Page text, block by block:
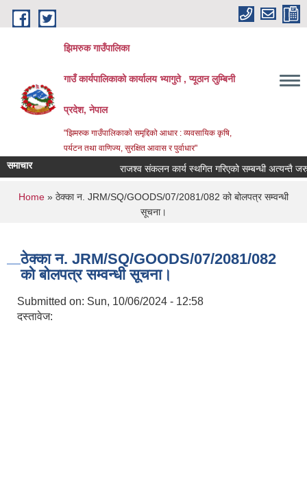
Skip to main content
झिमरुक गाउँपालिका
गाउँ कार्यपालिकाको कार्यालय भ्यागुते , प्यूठान लुम्बिनी
प्रदेश, नेपाल
"झिमरुक गाउँपालिकाको समृद्दिको आधार : व्यवसायिक कृषि,
पर्यटन तथा वाणिज्य, सुरक्षित आवास र पुर्वाधार"
समाचार राजश्व संकलन कार्य स्थगित गरिएको सम्बन्धी अत्यन्तै जरुरी
You are here
Home » ठेक्का न. JRM/SQ/GOODS/07/2081/082 को बोलपत्र सम्वन्धी
सूचना।
ठेक्का न. JRM/SQ/GOODS/07/2081/082
को बोलपत्र सम्वन्धी सूचना।
Submitted on: Sun, 10/06/2024 - 12:58
दस्तावेज: